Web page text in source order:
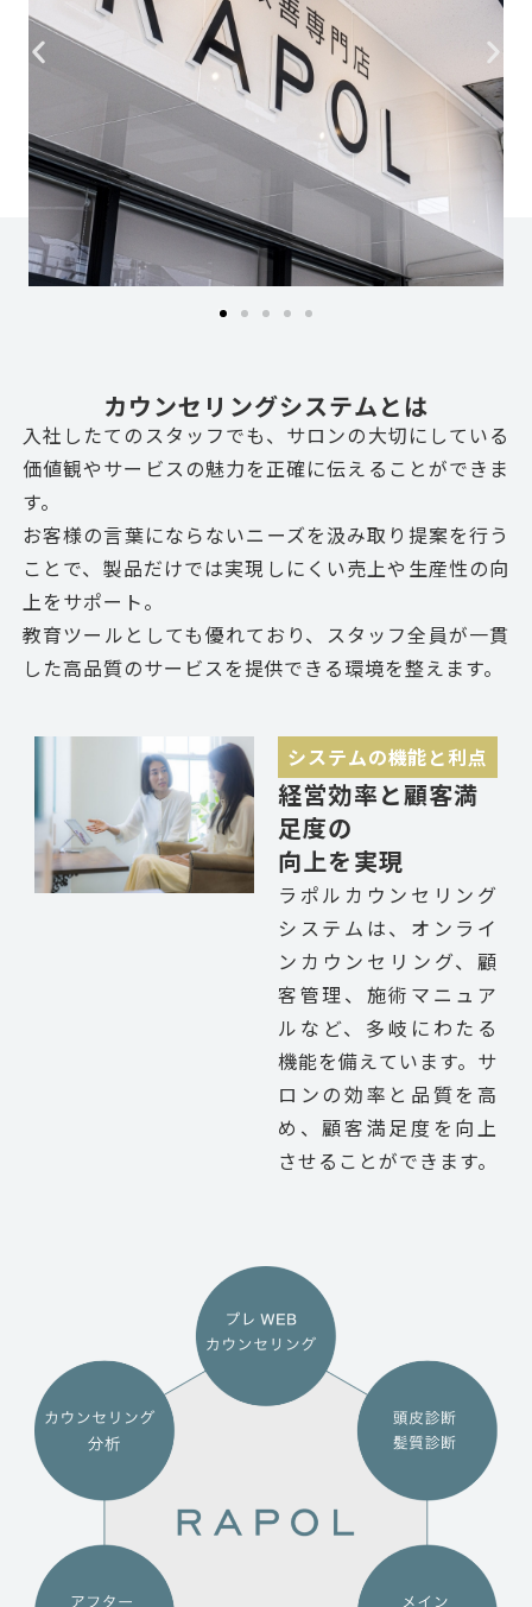
カウンセリングシステムとは
入社したてのスタッフでも、サロンの大切にしている
価値観やサービスの魅力を正確に伝えることができま
す。
お客様の言葉にならないニーズを汲み取り提案を行う
ことで、製品だけでは実現しにくい売上や生産性の向
上をサポート。
教育ツールとしても優れており、スタッフ全員が一貫
した高品質のサービスを提供できる環境を整えます。
システムの機能と利点
経営効率と顧客満
足度の
向上を実現
ラポルカウンセリング
システムは、オンライ
ンカウンセリング、顧
客管理、施術マニュア
ルなど、多岐にわたる
機能を備えています。サ
ロンの効率と品質を高
め、顧客満足度を向上
させることができます。